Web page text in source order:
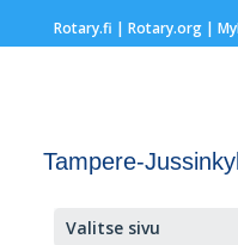
Rotary.fi | Rotary.org|
Tampere-
Valitse sivu